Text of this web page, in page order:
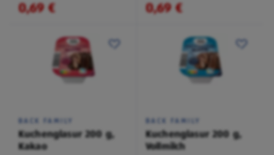
0,69 € 0,69 €
BACK FAMILY
Kuchenglasur 200 g,
Kakao
BACK FAMILY
Kuchenglasur 200 g,
Vollmilch